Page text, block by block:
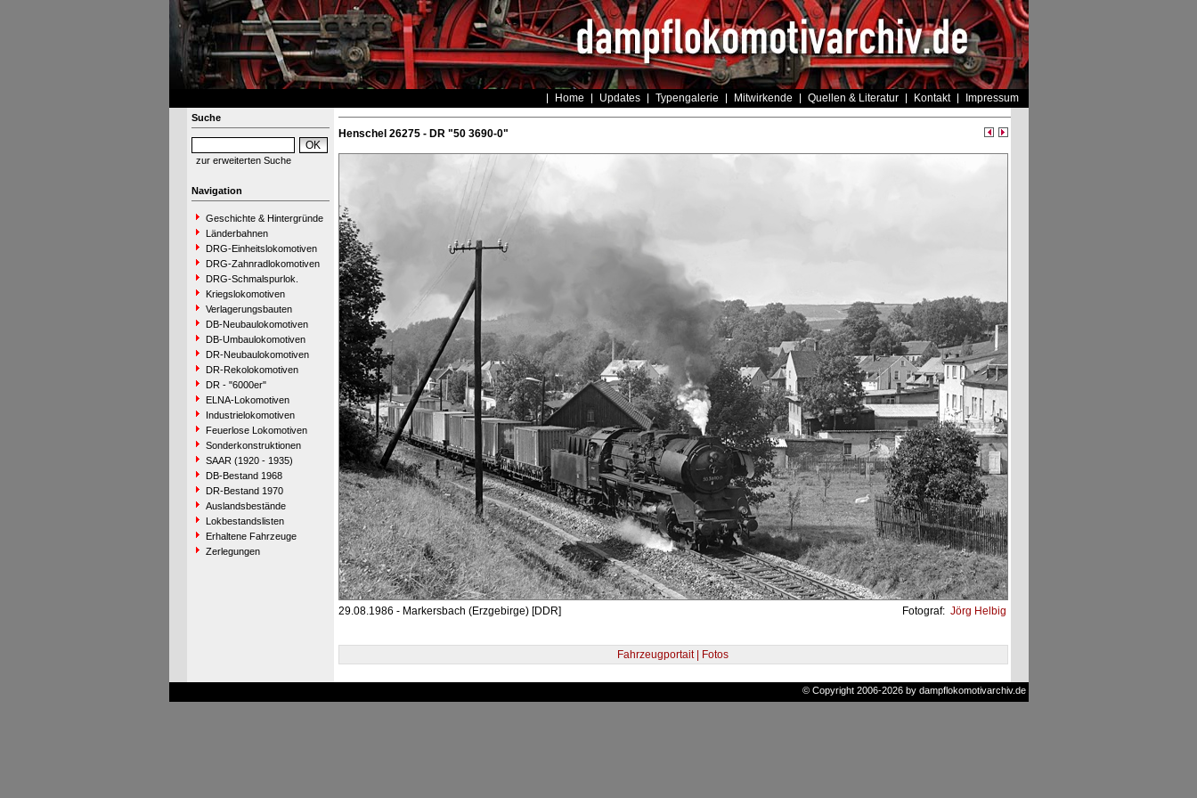
Home Updates Typengalerie Mitwirkende Quellen & Literatur Kontakt Impressum
Suche
zur erweiterten Suche
Navigation
Geschichte & Hintergründe
Länderbahnen
DRG-Einheitslokomotiven
DRG-Zahnradlokomotiven
DRG-Schmalspurlok.
Kriegslokomotiven
Verlagerungsbauten
DB-Neubaulokomotiven
DB-Umbaulokomotiven
DR-Neubaulokomotiven
DR-Rekolokomotiven
DR - "6000er"
ELNA-Lokomotiven
Industrielokomotiven
Feuerlose Lokomotiven
Sonderkonstruktionen
SAAR (1920 - 1935)
DB-Bestand 1968
DR-Bestand 1970
Auslandsbestände
Lokbestandslisten
Erhaltene Fahrzeuge
Zerlegungen
Henschel 26275 - DR "50 3690-0"
29.08.1986 - Markersbach (Erzgebirge) [DDR] Fotograf: Jörg Helbig
Fahrzeugportait | Fotos
© Copyright 2006-2026 by dampflokomotivarchiv.de